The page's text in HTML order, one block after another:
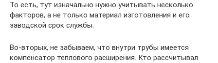
То есть, тут изначально нужно учитывать несколько
факторов, а не только материал изготовления и его
заводской срок службы.
Во-вторых, не забываем, что внутри трубы имеется
компенсатор теплового расширения. Кто рассчитывал